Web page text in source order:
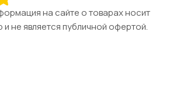
на сайте о товарах носит
не является публичной офертой.